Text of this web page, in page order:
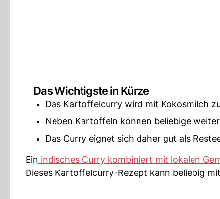
Das Wichtigste in Kürze
Das Kartoffelcurry wird mit Kokosmilch
Neben Kartoffeln können beliebige
Das Curry eignet sich daher gut als
Ein indisches Curry kombiniert mit lokalen
Dieses Kartoffelcurry-Rezept kann beliebig